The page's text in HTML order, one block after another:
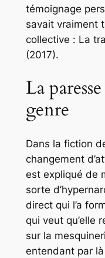
témoignage
savait vraiment
collective : La
(2017).
La
genre
Dans la fiction
changement
est expliqué de
sorte
direct qui l’a
qui veut qu’elle
sur la
entendant par